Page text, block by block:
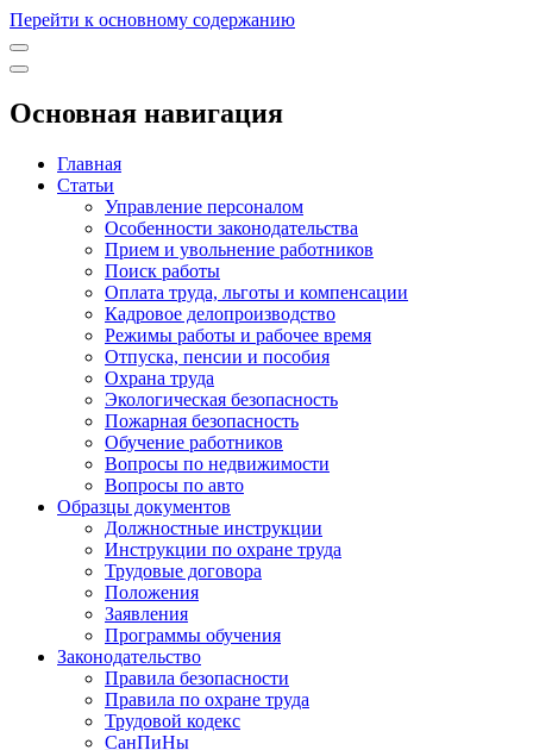
Перейти к основному содержанию
Основная навигация
Главная
Статьи
Управление персоналом
Особенности законодательства
Прием и увольнение работников
Поиск работы
Оплата труда, льготы и компенсации
Кадровое делопроизводство
Режимы работы и рабочее время
Отпуска, пенсии и пособия
Охрана труда
Экологическая безопасность
Пожарная безопасность
Обучение работников
Вопросы по недвижимости
Вопросы по авто
Образцы документов
Должностные инструкции
Инструкции по охране труда
Трудовые договора
Положения
Заявления
Программы обучения
Законодательство
Правила безопасности
Правила по охране труда
Трудовой кодекс
СанПиНы